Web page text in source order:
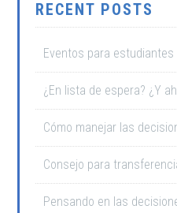
RECENT POSTS
Eventos para
¿En lista de espera? ¿Y
Cómo manejar las
Consejo para
Pensando en las